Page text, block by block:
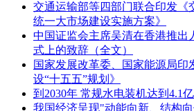
交通运输部等四部门联合印发《
统一大市场建设实施方案》
中国证监会主席吴清在香港推出
式上的致辞（全文）
国家发展改革委、国家能源局印
设“十五五”规划》
到2030年 常规水电装机达到4.1
我国经济呈现"动能向新、结构